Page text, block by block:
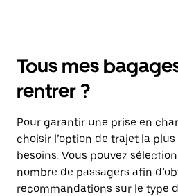
Tous mes
rentrer ?
Pour garantir une prise en
choisir l’option de trajet la
besoins. Vous pouvez
nombre de passagers afin
recommandations sur le type